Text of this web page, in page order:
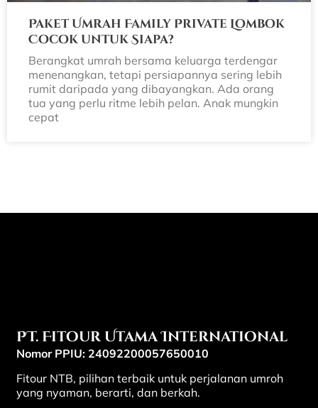
Paket Umrah Family Private Lombok
Cocok untuk Siapa?
Berangkat umrah bersama keluarga terdengar
menenangkan, tetapi persiapannya sering lebih
rumit daripada yang dibayangkan. Ada orang
tua yang perlu ritme lebih pelan. Anak mungkin
cepat
PT. Fitour Utama International
Nomor PPIU: 24092200057650010
Fitour NTB, pilihan terbaik untuk perjalanan umroh
yang nyaman, berarti, dan berkah.